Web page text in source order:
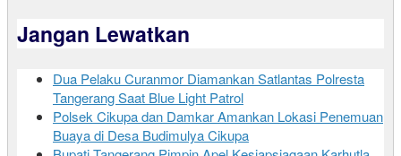
Jangan Lewatkan
Dua Pelaku Curanmor Diamankan Satlantas Polresta
Tangerang Saat Blue Light Patrol
Polsek Cikupa dan Damkar Amankan Lokasi Penemuan
Buaya di Desa Budimulya Cikupa